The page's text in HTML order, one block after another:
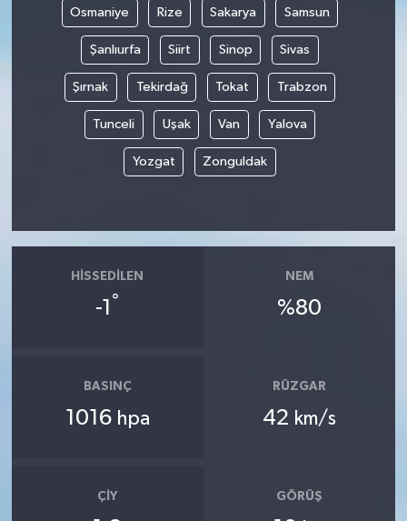
Osmaniye Rize Sakarya Samsun
Şanlıurfa Siirt Sinop Sivas
Şırnak Tekirdağ Tokat Trabzon
Tunceli Uşak Van Yalova
Yozgat Zonguldak
HISSEDILEN
-1 °
NEM
%80
BASINÇ
1016 hpa
RÜZGAR
42 km/s
ÇIY GÖRÜŞ